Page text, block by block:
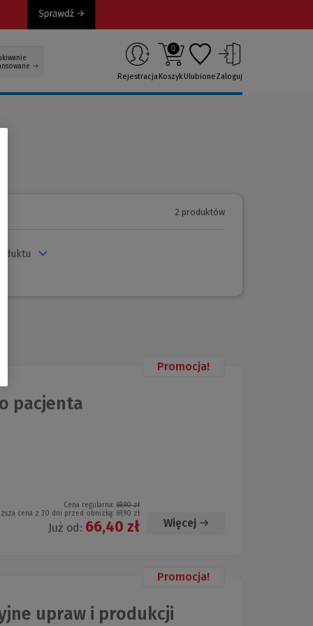
Rejestracja
0
KoszykUlubioneZaloguj
2 produktów
Promocja!
pacjenta
Cena regularna: 69,90 zł
cena z 30 dni przed obniżką: 69,90 zł
Już od: 66,40 zł Więcej
Promocja!
upraw i produkcji